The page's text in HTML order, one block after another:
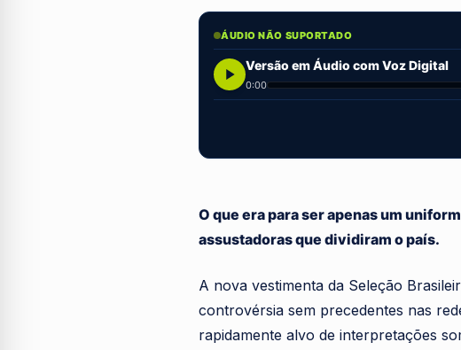
ÁUDIO NÃO SUPORTADO
Versão em Áudio com Voz Digital
0:00
O que era para ser apenas um
assustadoras que dividiram o país.
A nova vestimenta da Seleção
controvérsia sem precedentes nas
rapidamente alvo de interpretações